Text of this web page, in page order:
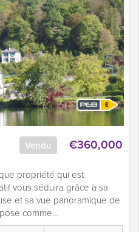
€360,000
Vendu
propriété qui est
vous séduira grâce à sa
et sa vue panoramique de
comme…